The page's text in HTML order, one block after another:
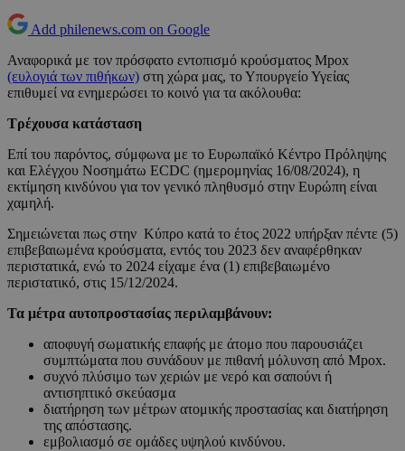
Add philenews.com on Google
Αναφορικά με τον πρόσφατο εντοπισμό κρούσματος Mpox
(ευλογιά των πιθήκων) στη χώρα μας, το Υπουργείο Υγείας
επιθυμεί να ενημερώσει το κοινό για τα ακόλουθα:
Τρέχουσα κατάσταση
Επί του παρόντος, σύμφωνα με το Ευρωπαϊκό Κέντρο Πρόληψης
και Ελέγχου Νοσημάτω ECDC (ημερομηνίας 16/08/2024), η
εκτίμηση κινδύνου για τον γενικό πληθυσμό στην Ευρώπη είναι
χαμηλή.
Σημειώνεται πως στην Κύπρο κατά το έτος 2022 υπήρξαν πέντε (5)
επιβεβαιωμένα κρούσματα, εντός του 2023 δεν αναφέρθηκαν
περιστατικά, ενώ το 2024 είχαμε ένα (1) επιβεβαιωμένο
περιστατικό, στις 15/12/2024.
Τα μέτρα αυτοπροστασίας περιλαμβάνουν:
αποφυγή σωματικής επαφής με άτομο που παρουσιάζει
συμπτώματα που συνάδουν με πιθανή μόλυνση από Mpox.
συχνό πλύσιμο των χεριών με νερό και σαπούνι ή
αντισηπτικό σκεύασμα
διατήρηση των μέτρων ατομικής προστασίας και διατήρηση
της απόστασης.
εμβολιασμό σε ομάδες υψηλού κινδύνου.